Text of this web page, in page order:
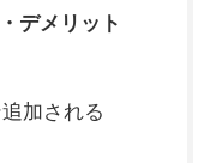
デメリット
加される